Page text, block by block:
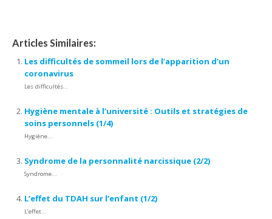
Articles Similaires:
Les difficultés de sommeil lors de l’apparition d’un
coronavirus
Les difficultés...
Hygiène mentale à l’université : Outils et stratégies de
soins personnels (1/4)
Hygiène...
Syndrome de la personnalité narcissique (2/2)
Syndrome...
L’effet du TDAH sur l’enfant (1/2)
L’effet...